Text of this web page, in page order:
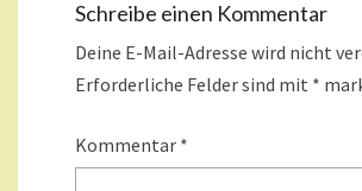
Schreibe einen Kommentar
Deine E-Mail-Adresse wird nicht
Erforderliche Felder sind mit *
Kommentar *